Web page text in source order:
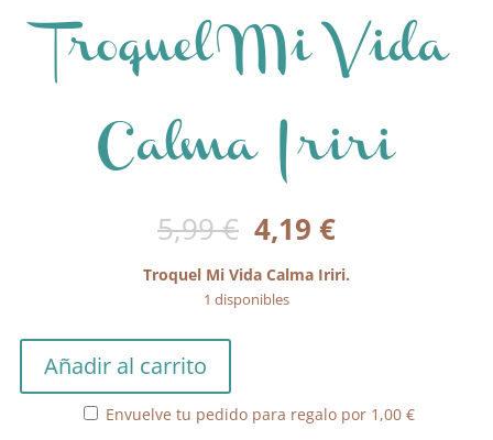
Troquel Mi Vida
Calma Iriri
5,99€ El
precio
original
era:
4,19 €El
actual
Troquel Mi Vida Calma Iriri.
1 disponibles
Vida
Añadir al carrito
Envuelve tu pedido para regalo por 1,00 €